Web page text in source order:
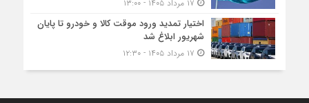
اختیار تمدید ورود موقت کالا و خودرو تا پایان
شهریور ابلاغ شد